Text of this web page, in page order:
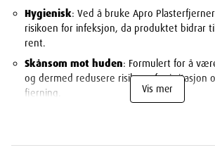
Hygienisk: Ved å bruke Apro
risikoen for infeksjon, da produktet bidrar
rent.
Skånsom mot huden: Formulert for å
og dermed redusere risikoen for irritasjon
fjerning.
Innhold: 100 ml
Vis mer